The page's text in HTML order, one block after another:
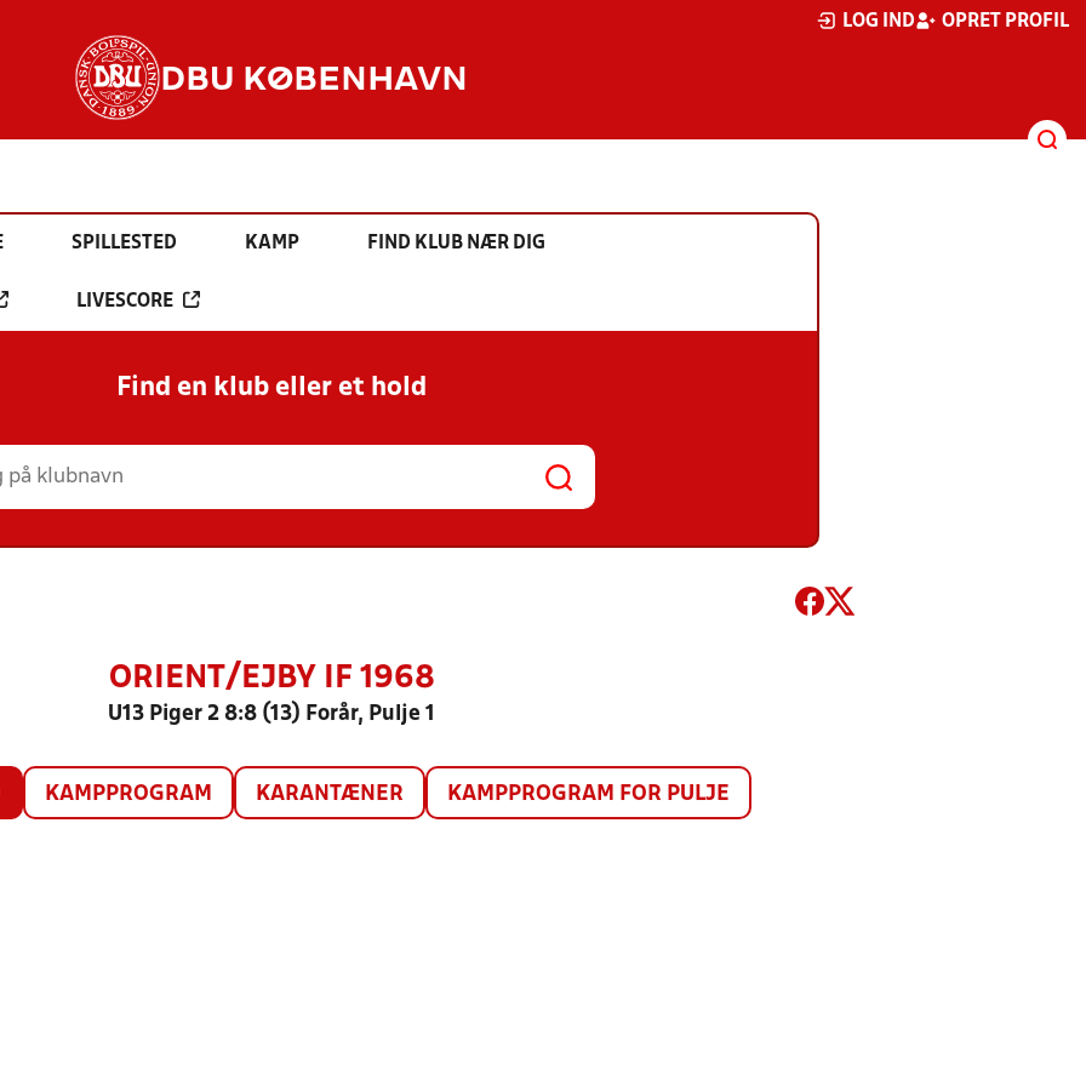
LOG IND OPRET PROFIL
DBU KØBENHAVN
SPILLESTED KAMP FIND KLUB NÆR DIG
LIVESCORE
Find en klub eller et hold
ORIENT/EJBY IF 1968
U13 Piger 2 8:8 (13) Forår, Pulje 1
KAMPPROGRAM KARANTÆNER KAMPPROGRAM FOR PULJE